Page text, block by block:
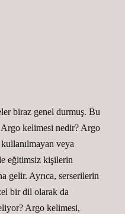
biraz genel durmuş. Bu
kelimesi nedir? Argo
veya
eğitimsiz kişilerin
gelir. Ayrıca, serserilerin
bir dil olarak da
Argo kelimesi,